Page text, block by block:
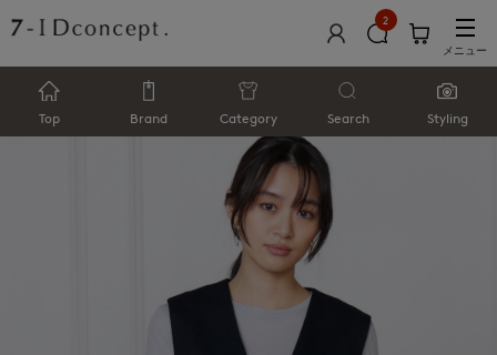
2
メニュー
Top Brand Category Search Styling